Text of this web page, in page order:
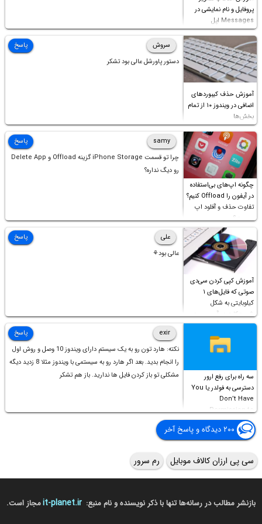
پروفایل و نام نمایشی در
Messages اپل
آموزش حذف کیبوردهای
اضافی در ویندوز ۱۰ از تمام
بخش‌ها
سروش
دستور پاورشل عالی بود تشکر
پاسخ
چگونه اپ‌های بی‌استفاده
در آیفون را Offload کنیم؟
تفاوت حذف و آفلود اپ
چیست؟
samy
چرا تو قسمت iPhone Storage گزینه Offload و Delete App
رو دیگ نداره؟
پاسخ
آموزش کپی کردن سی‌دی
صوتی که فایل‌های ۱
کیلوبایتی به شکل
شورت‌کات در آن موجود
است!
علی
عالی بود⚘
پاسخ
سه راه برای رفع ارور
دسترسی به فولدر یا You
Don’t Have
Permission to
Access this folder
exir
نکته: هارد تون رو به یک سیستم دارای ویندوز 10 وصل و روش اول
را انجام بدید. بعد اگر هارد رو به سیستمی با ویندوز مثلا 8 زدید دیگه
مشکلی تو باز کردن فایل ها ندارید. باز هم تشکر
پاسخ
۲۰۰ دیدگاه و پاسخ آخر
سی پی ارزان کالاف موبایل رم سرور
بازنشر مطالب در رسانه‌ها تنها با ذکر نویسنده و نام منبع: it-planet.irمجاز است.